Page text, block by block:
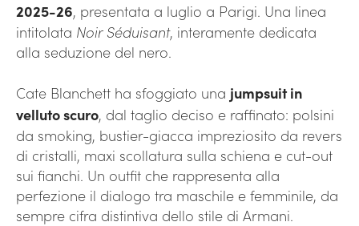
2025-26, presentata a luglio a Parigi. Una linea
intitolata Noir Séduisant, interamente dedicata
alla seduzione del nero.
Cate Blanchett ha sfoggiato una jumpsuit in
velluto scuro, dal taglio deciso e raffinato: polsini
da smoking, bustier-giacca impreziosito da revers
di cristalli, maxi scollatura sulla schiena e cut-out
sui fianchi. Un outfit che rappresenta alla
perfezione il dialogo tra maschile e femminile, da
sempre cifra distintiva dello stile di Armani.